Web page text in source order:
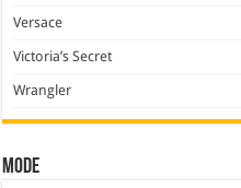
Versace
Victoria’s Secret
Wrangler
Mode